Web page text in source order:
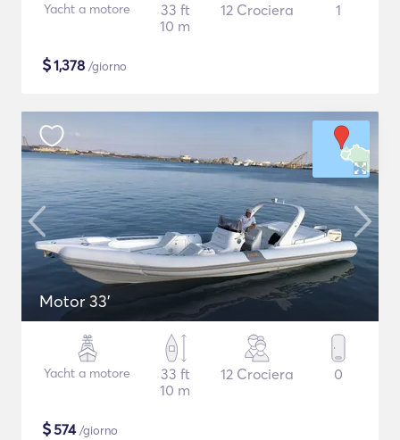
Yacht a motore
33 ft
10 m
12 Crociera 1
$1,378 /giorno
Motor 33'
Yacht a motore
33 ft
10 m
12 Crociera 0
$574/giorno